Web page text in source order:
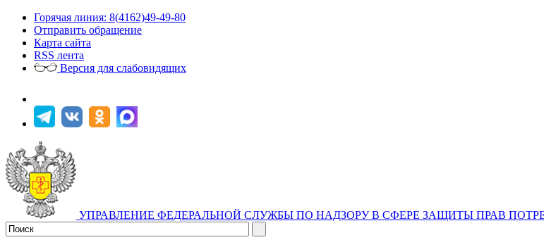
Горячая линия: 8(4162)49-49-80
Отправить обращение
Карта сайта
RSS лента
Версия для слабовидящих
УПРАВЛЕНИЕ ФЕДЕРАЛЬНОЙ СЛУЖБЫ ПО НАДЗОРУ В СФЕРЕ ЗАЩИТЫ ПРАВ